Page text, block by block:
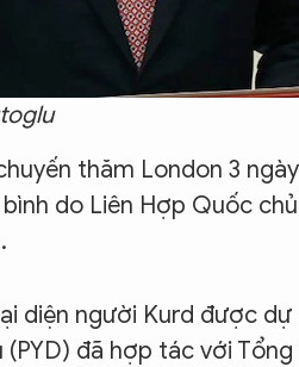
thăm London 3
do Liên Hợp Quốc
diện người Kurd được
đã hợp tác với